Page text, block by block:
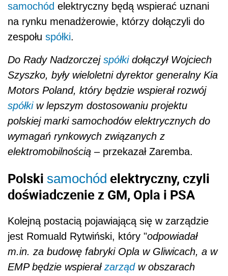
samochód elektryczny będą wspierać uznani
na rynku menadżerowie, którzy dołączyli do
zespołu spółki.
Do Rady Nadzorczej spółkidołączył Wojciech
Szyszko, były wieloletni dyrektor generalny Kia
Motors Poland, który będzie wspierał rozwój
spółkiw lepszym dostosowaniu projektu
polskiej marki samochodów elektrycznych do
wymagań rynkowych związanych z
elektromobilnością – przekazał Zaremba.
Polski samochód elektryczny, czyli
doświadczenie z GM, Opla i PSA
Kolejną postacią pojawiającą się w zarządzie
jest Romuald Rytwiński, który "odpowiadał
m.in. za budowę fabryki Opla w Gliwicach, a w
EMP będzie wspierał zarządw obszarach